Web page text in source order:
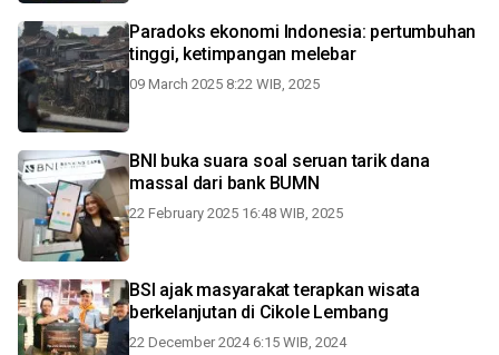
Paradoks ekonomi Indonesia: pertumbuhan
tinggi, ketimpangan melebar
09 March 2025 8:22 WIB, 2025
BNI buka suara soal seruan tarik dana
massal dari bank BUMN
22 February 2025 16:48 WIB, 2025
BSI ajak masyarakat terapkan wisata
berkelanjutan di Cikole Lembang
22 December 2024 6:15 WIB, 2024